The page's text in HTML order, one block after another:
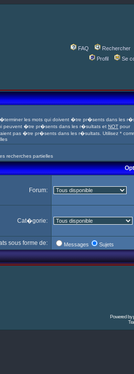
FAQ
Rechercher
Profil
Se
les mots qui doivent �tre pr�sents dans les
peuvent �tre pr�sents dans les r�sultats et NOT pour
pas �tre pr�sents dans les r�sultats. Utilisez *
recherches partielles
Forum:
Cat�gorie:
sous forme de: Messages Sujets
Powered by